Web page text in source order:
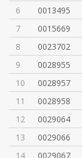
6
0013495
7
0015669
8
0023702
9
0028955
10
0028957
11
0028958
12
0029064
13
0029066
14
0029067